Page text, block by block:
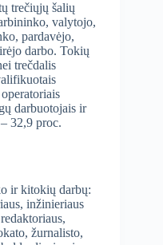
trečiųjų šalių
valytojo,
pardavėjo,
darbo. Tokių
trečdalis
darbuotojais ir
32,9 proc.
ir kitokių darbų:
inžinieriaus
žurnalisto,